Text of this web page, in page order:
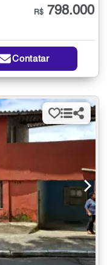
R$ 798.000
Contatar